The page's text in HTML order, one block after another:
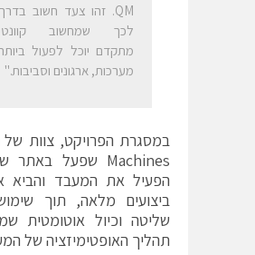
QM. זהו צעד חשוב בדרך
לכך שמחשוב
מתקדם יוכל לפעול
מערכות, ארגונים וסביבות."
הפעיל את המעבד והביא
ביצועים מלאה, תוך
שליטה וכיול אוטומטית
תהליך האופטימיזציה של